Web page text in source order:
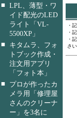
■ LPL、薄型・ワ
イド配光のLED
ライト「VL-
5500XP」
■
キタムラ、フォ
トブック作成・
注文用アプリ
「フォト本」
■
プロが作ったカ
メラ用「修理屋
さんのクリーナ
ー」を3名に
・
・
・
さい